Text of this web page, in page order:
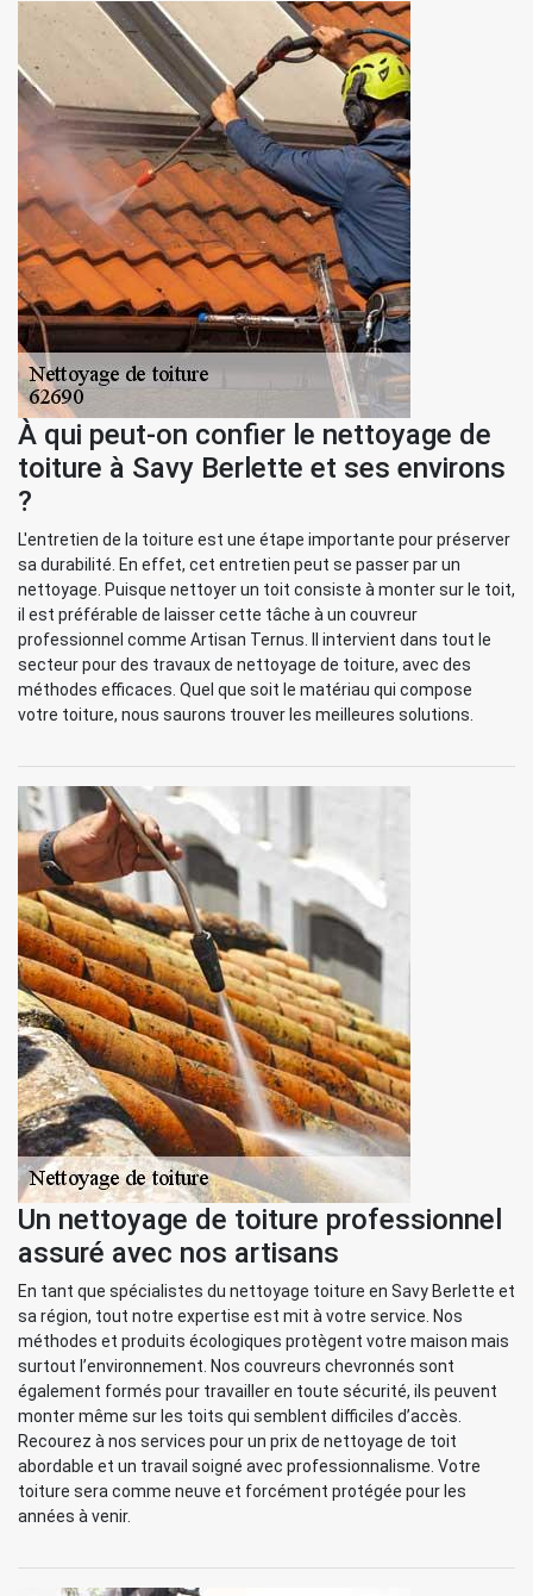
À qui peut-on confier le nettoyage de
toiture à Savy Berlette et ses environs
?
L'entretien de la toiture est une étape importante pour préserver
sa durabilité. En effet, cet entretien peut se passer par un
nettoyage. Puisque nettoyer un toit consiste à monter sur le toit,
il est préférable de laisser cette tâche à un couvreur
professionnel comme Artisan Ternus. Il intervient dans tout le
secteur pour des travaux de nettoyage de toiture, avec des
méthodes efficaces. Quel que soit le matériau qui compose
votre toiture, nous saurons trouver les meilleures solutions.
Un nettoyage de toiture professionnel
assuré avec nos artisans
En tant que spécialistes du nettoyage toiture en Savy Berlette et
sa région, tout notre expertise est mit à votre service. Nos
méthodes et produits écologiques protègent votre maison mais
surtout l’environnement. Nos couvreurs chevronnés sont
également formés pour travailler en toute sécurité, ils peuvent
monter même sur les toits qui semblent difficiles d’accès.
Recourez à nos services pour un prix de nettoyage de toit
abordable et un travail soigné avec professionnalisme. Votre
toiture sera comme neuve et forcément protégée pour les
années à venir.